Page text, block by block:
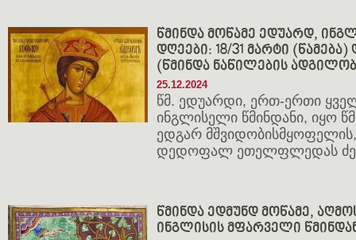
წმინდა მოწამე ედუარდ,
დღეები: 18/31 მარტი (წამება)
(წმინდა ნაწილების
25.12.2024
წმ. ედუარდი, ერთ-ერთი
ინგლისელი წმინდანი, იყო
ედგარ
დედოფალ ეთელფლედას
წმინდა ედმუნდ მოწამე,
ინგლისის მფარველი